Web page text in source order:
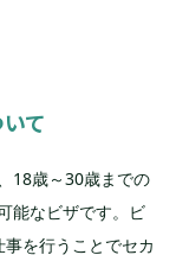
て
18歳～30歳までの
能なビザです。ビ
を行うことでセカ